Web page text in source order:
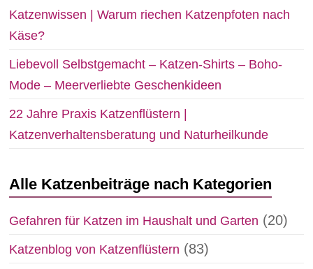
Katzenwissen | Warum riechen Katzenpfoten nach
Käse?
Liebevoll Selbstgemacht – Katzen-Shirts – Boho-
Mode – Meerverliebte Geschenkideen
22 Jahre Praxis Katzenflüstern |
Katzenverhaltensberatung und Naturheilkunde
Alle Katzenbeiträge nach Kategorien
Gefahren für Katzen im Haushalt und Garten (20)
Katzenblog von Katzenflüstern (83)